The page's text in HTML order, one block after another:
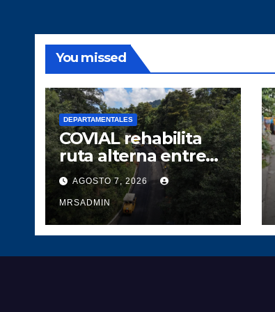
You missed
DEPARTAMENTALES
COVIAL rehabilita
ruta alterna entre
Tecpán y Quiché
para optimizar la
circulación vial
AGOSTO 7, 2026
MRSADMIN